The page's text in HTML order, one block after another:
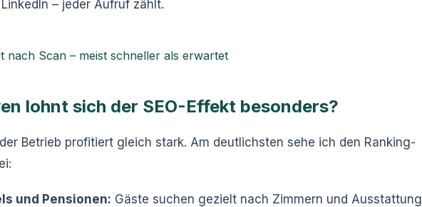
– jeder Aufruf zählt.
nach Scan – meist schneller als erwartet
lohnt sich der SEO-Effekt besonders?
Betrieb profitiert gleich stark. Am deutlichsten sehe ich den Ranking-
und Pensionen: Gäste suchen gezielt nach Zimmern und Ausstattung